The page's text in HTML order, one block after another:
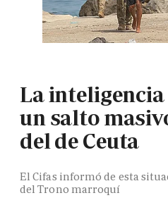
La
un salto
del de Ceuta
El Cifas informó de esta
del Trono marroquí